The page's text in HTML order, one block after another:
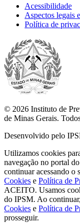
Acessibilidade
Aspectos legais
Política de
© 2026 Instituto de
de Minas Gerais.
Desenvolvido pelo
Utilizamos cookies
navegação no portal
continuar acessando o
Cookies e Política de
ACEITO. Usamos
do IPSM. Ao
Cookies e Política de
prosseguir.